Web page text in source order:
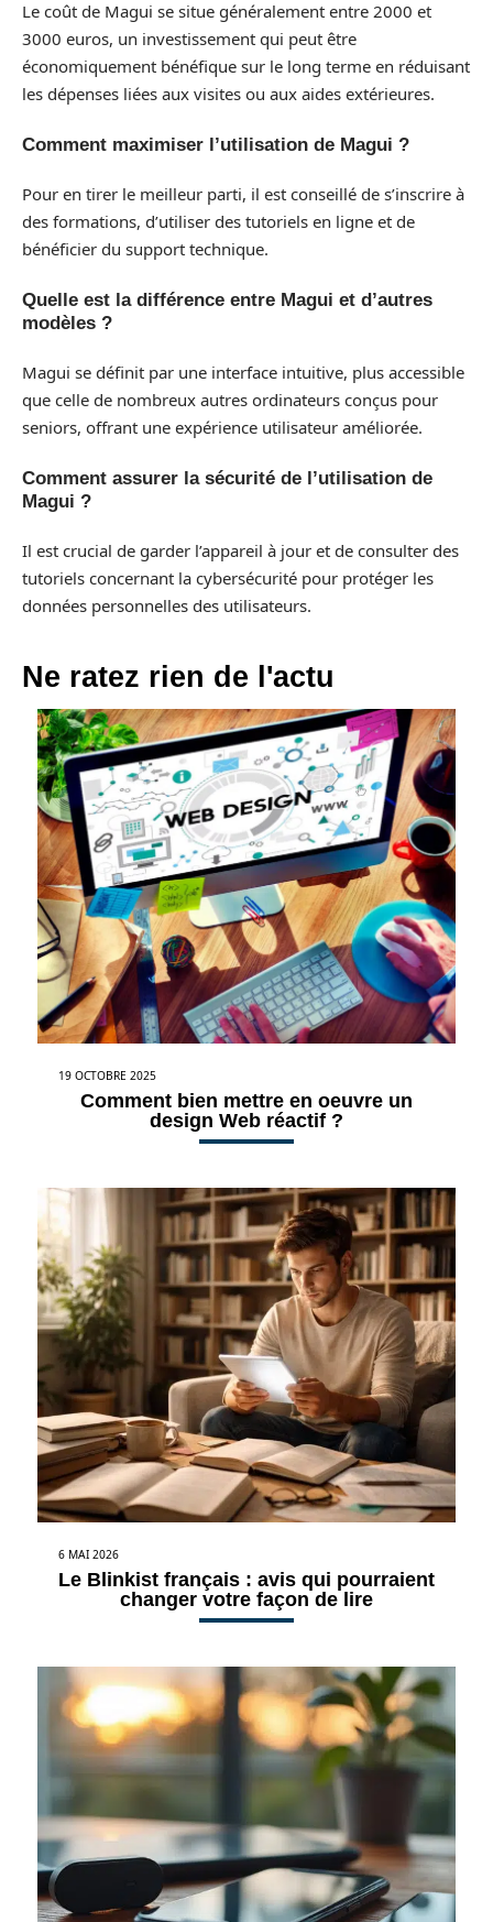
Le coût de Magui se situe généralement entre 2000 et
3000 euros, un investissement qui peut être
économiquement bénéfique sur le long terme en réduisant
les dépenses liées aux visites ou aux aides extérieures.
Comment maximiser l’utilisation de Magui ?
Pour en tirer le meilleur parti, il est conseillé de s’inscrire à
des formations, d’utiliser des tutoriels en ligne et de
bénéficier du support technique.
Quelle est la différence entre Magui et d’autres
modèles ?
Magui se définit par une interface intuitive, plus accessible
que celle de nombreux autres ordinateurs conçus pour
seniors, offrant une expérience utilisateur améliorée.
Comment assurer la sécurité de l’utilisation de
Magui ?
Il est crucial de garder l’appareil à jour et de consulter des
tutoriels concernant la cybersécurité pour protéger les
données personnelles des utilisateurs.
Ne ratez rien de l'actu
19 OCTOBRE 2025
Comment bien mettre en oeuvre un
design Web réactif ?
6 MAI 2026
Le Blinkist français : avis qui pourraient
changer votre façon de lire